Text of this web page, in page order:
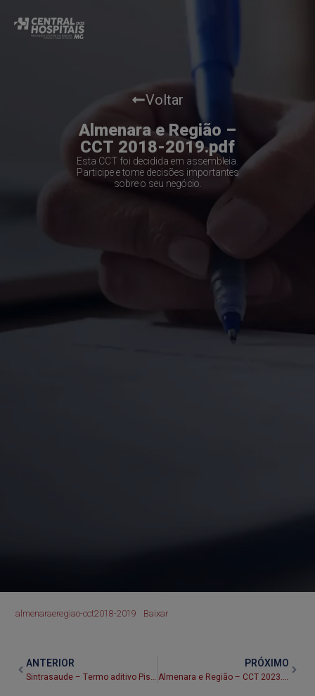
Voltar
Almenara e Região –
CCT 2018-2019.pdf
Esta CCT foi decidida em assembleia.
Participe e tome decisões importantes
sobre o seu negócio.
almenaraeregiao-cct2018-2019 Baixar
ANTERIOR
Sintrasaude – Termo aditivo Piso da Enfermagem – CCT 2023.2025
PRÓXIMO
Almenara e Região – CCT 2023.2025